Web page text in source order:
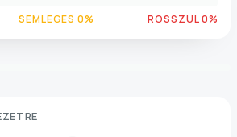
SEMLEGES 0% ROSSZUL 0%